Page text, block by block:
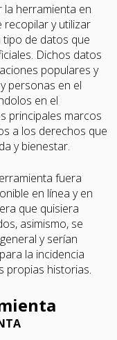
la herramienta en
recopilar y utilizar
de datos que
Dichos datos
populares y
personas en el
en el
principales marcos
a los derechos que
y bienestar.
fuera
en línea y en
que quisiera
asimismo, se
y serían
la incidencia
propias historias.